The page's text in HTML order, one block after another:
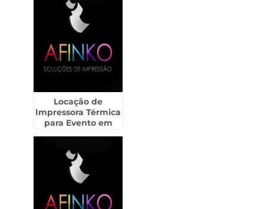
Locação de
Impressora Térmica
para Evento em